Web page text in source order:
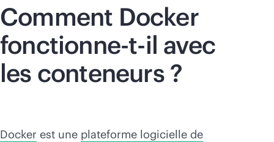
Comment Docker
fonctionne-t-il avec
les conteneurs ?
Docker est une plateforme logicielle de